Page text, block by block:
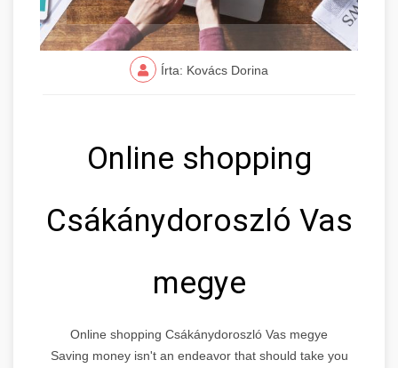
Írta: Kovács Dorina
Online shopping
Csákánydoroszló Vas
megye
Online shopping Csákánydoroszló Vas megye
Saving money isn't an endeavor that should take you